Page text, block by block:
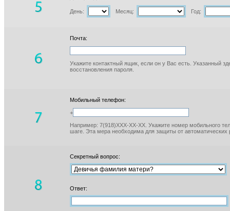
День: Месяц: Год:
Почта:
Укажите контактный ящик, если он у Вас есть. Указанный
восстановления пароля.
Мобильный телефон:
+
Например: 7(918)XXX-XX-XX. Укажите номер мобильного
шаге. Эта мера необходима для защиты от автоматических
Секретный вопрос:
Ответ: